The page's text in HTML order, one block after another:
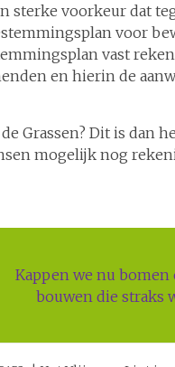
sterke voorkeur dat
voor
vast
en hierin de
Grassen? Dit is dan
mogelijk nog
Kappen we nu
bouwen die straks